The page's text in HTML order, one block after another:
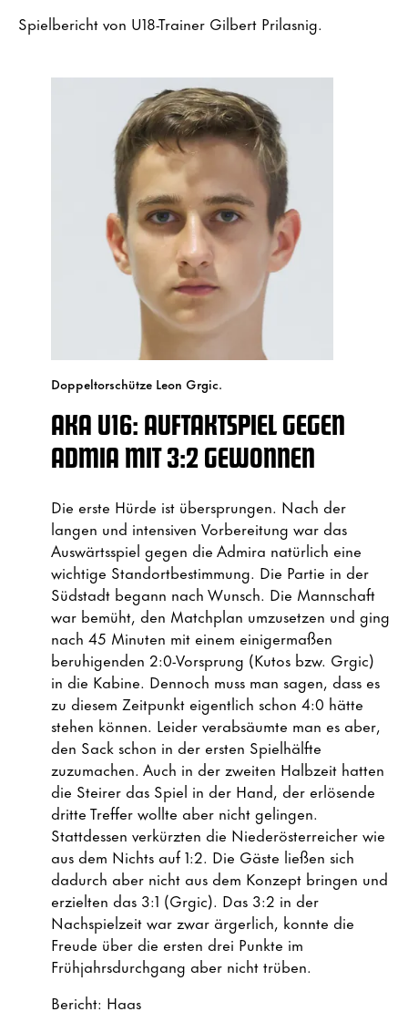
Spielbericht von U18-Trainer Gilbert Prilasnig.
Doppeltorschütze Leon Grgic.
AKA U16: AUFTAKTSPIEL GEGEN
ADMIA MIT 3:2 GEWONNEN
Die erste Hürde ist übersprungen. Nach der
langen und intensiven Vorbereitung war das
Auswärtsspiel gegen die Admira natürlich eine
wichtige Standortbestimmung. Die Partie in der
Südstadt begann nach Wunsch. Die Mannschaft
war bemüht, den Matchplan umzusetzen und ging
nach 45 Minuten mit einem einigermaßen
beruhigenden 2:0-Vorsprung (Kutos bzw. Grgic)
in die Kabine. Dennoch muss man sagen, dass es
zu diesem Zeitpunkt eigentlich schon 4:0 hätte
stehen können. Leider verabsäumte man es aber,
den Sack schon in der ersten Spielhälfte
zuzumachen. Auch in der zweiten Halbzeit hatten
die Steirer das Spiel in der Hand, der erlösende
dritte Treffer wollte aber nicht gelingen.
Stattdessen verkürzten die Niederösterreicher wie
aus dem Nichts auf 1:2. Die Gäste ließen sich
dadurch aber nicht aus dem Konzept bringen und
erzielten das 3:1 (Grgic). Das 3:2 in der
Nachspielzeit war zwar ärgerlich, konnte die
Freude über die ersten drei Punkte im
Frühjahrsdurchgang aber nicht trüben.
Bericht: Haas